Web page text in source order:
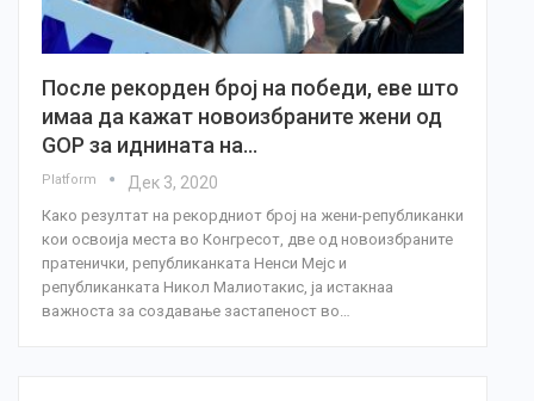
После рекорден број на победи, еве што
имаа да кажат новоизбраните жени од
GOP за иднината на…
Platform Дек 3, 2020
Како резултат на рекордниот број на жени-републиканки
кои освоија места во Конгресот, две од новоизбраните
пратенички, републиканката Ненси Мејс и
републиканката Никол Малиотакис, ја истакнаа
важноста за создавање застапеност во…